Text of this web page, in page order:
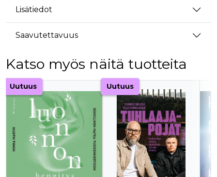
Lisätiedot
Saavutettavuus
Katso myös näitä tuotteita
Tuoteluettelon alku
Uutuus Uutuus